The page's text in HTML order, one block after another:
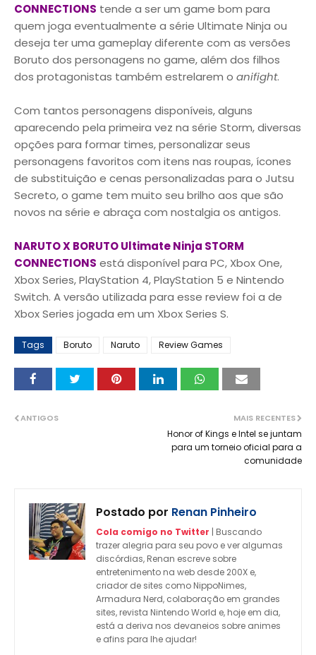
CONNECTIONS tende a ser um game bom para
quem joga eventualmente a série Ultimate Ninja ou
deseja ter uma gameplay diferente com as versões
Boruto dos personagens no game, além dos filhos
dos protagonistas também estrelarem o anifight.
Com tantos personagens disponíveis, alguns
aparecendo pela primeira vez na série Storm, diversas
opções para formar times, personalizar seus
personagens favoritos com itens nas roupas, ícones
de substituição e cenas personalizadas para o Jutsu
Secreto, o game tem muito seu brilho aos que são
novos na série e abraça com nostalgia os antigos.
NARUTO X BORUTO Ultimate Ninja STORM
CONNECTIONS está disponível para PC, Xbox One,
Xbox Series, PlayStation 4, PlayStation 5 e Nintendo
Switch. A versão utilizada para esse review foi a de
Xbox Series jogada em um Xbox Series S.
Tags Boruto Naruto Review Games
MAIS RECENTES
Honor of Kings e Intel se juntam
para um torneio oficial para a
comunidade
ANTIGOS
Postado por Renan Pinheiro
Cola comigo no Twitter | Buscando
trazer alegria para seu povo e ver algumas
discórdias, Renan escreve sobre
entretenimento na web desde 200X e,
criador de sites como NippoNimes,
Armadura Nerd, colaboração em grandes
sites, revista Nintendo World e, hoje em dia,
está a deriva nos devaneios sobre animes
e afins para lhe ajudar!